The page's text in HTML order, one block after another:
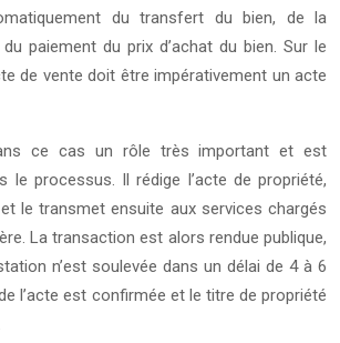
du transfert du bien, de la
paiement du prix d’achat du bien. Sur le
de vente doit être impérativement un acte
ce cas un rôle très important et est
le processus. Il rédige l’acte de propriété,
le transmet ensuite aux services chargés
La transaction est alors rendue publique,
n’est soulevée dans un délai de 4 à 6
l’acte est confirmée et le titre de propriété